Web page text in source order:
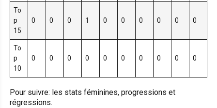
To
p
15
0 0 0 1 0 0 0 0 0 0
To
p
10
0 0 0 0 0 0 0 0 0 0
Pour suivre: les stats féminines, progressions et
régressions.